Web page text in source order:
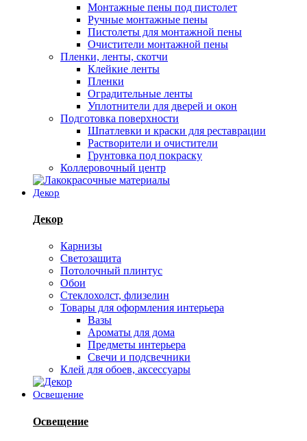
Монтажные пены под пистолет
Ручные монтажные пены
Пистолеты для монтажной пены
Очистители монтажной пены
Пленки, ленты, скотчи
Клейкие ленты
Пленки
Оградительные ленты
Уплотнители для дверей и окон
Подготовка поверхности
Шпатлевки и краски для реставрации
Растворители и очистители
Грунтовка под покраску
Коллеровочный центр
Декор
Декор
Карнизы
Светозащита
Потолочный плинтус
Обои
Стеклохолст, флизелин
Товары для оформления интерьера
Вазы
Ароматы для дома
Предметы интерьера
Свечи и подсвечники
Клей для обоев, аксессуары
Освещение
Освещение